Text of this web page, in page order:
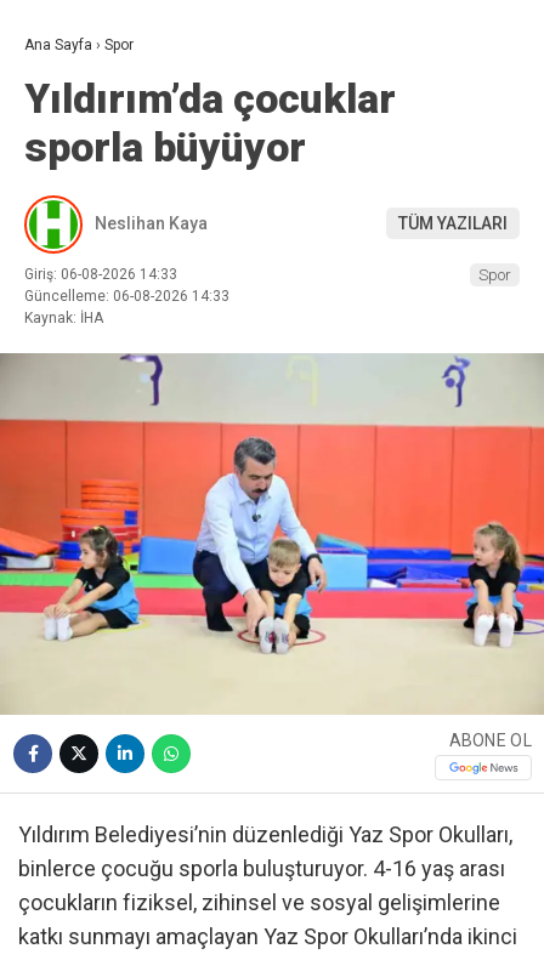
Ana Sayfa › Spor
Yıldırım’da çocuklar
sporla büyüyor
Neslihan Kaya TÜM YAZILARI
Giriş: 06-08-2026 14:33
Güncelleme: 06-08-2026 14:33
Kaynak: İHA
Spor
ABONE OL
Yıldırım Belediyesi’nin düzenlediği Yaz Spor Okulları,
binlerce çocuğu sporla buluşturuyor. 4-16 yaş arası
çocukların fiziksel, zihinsel ve sosyal gelişimlerine
katkı sunmayı amaçlayan Yaz Spor Okulları’nda ikinci